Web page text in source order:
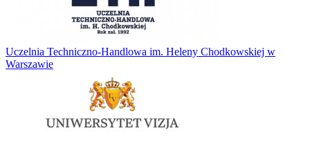
Uczelnia Techniczno-Handlowa im. Heleny Chodkowskiej w
Warszawie